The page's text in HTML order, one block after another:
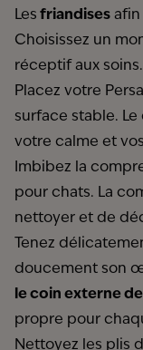
Les friandises afin
Choisissez un
réceptif aux soins.
Placez votre
surface stable.
votre calme et
Imbibez la
pour chats. La
nettoyer et de
Tenez
doucement son
le coin externe
propre pour
Nettoyez les plis